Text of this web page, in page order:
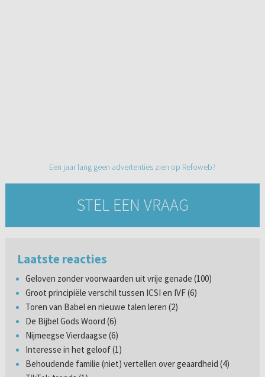
Een jaar lang geen advertenties zien op Refoweb?
STEL EEN VRAAG
Laatste reacties
Geloven zonder voorwaarden uit vrije genade (100)
Groot principiële verschil tussen ICSI en IVF (6)
Toren van Babel en nieuwe talen leren (2)
De Bijbel Gods Woord (6)
Nijmeegse Vierdaagse (6)
Interesse in het geloof (1)
Behoudende familie (niet) vertellen over geaardheid (4)